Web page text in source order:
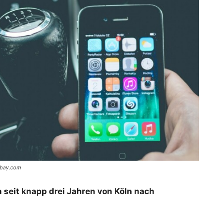
seit knapp drei Jahren von Köln nach